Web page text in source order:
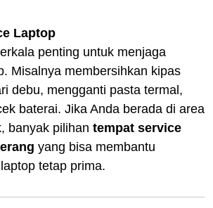
Laptop
penting untuk menjaga
Misalnya membersihkan kipas
debu, mengganti pasta termal,
baterai. Jika Anda berada di area
banyak pilihan tempat service
yang bisa membantu
tetap prima.